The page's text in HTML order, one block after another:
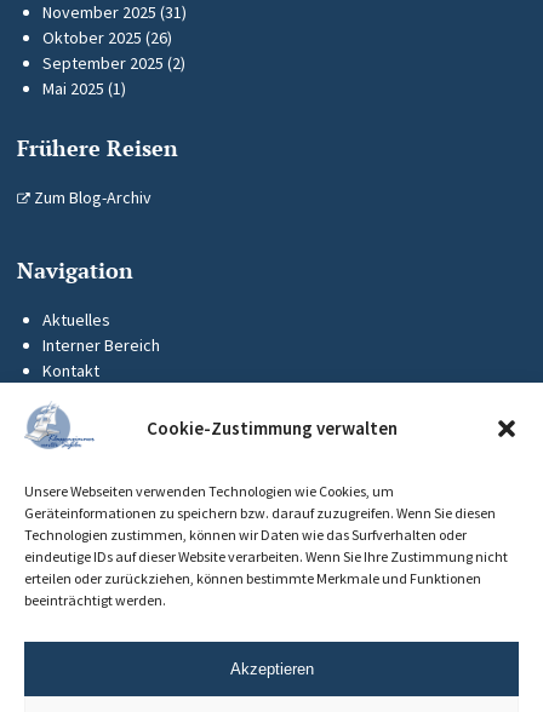
Cookie-Zustimmung verwalten
Unsere Webseiten verwenden Technologien wie Cookies, um
Geräteinformationen zu speichern bzw. darauf zuzugreifen. Wenn Sie diesen
Technologien zustimmen, können wir Daten wie das Surfverhalten oder
eindeutige IDs auf dieser Website verarbeiten. Wenn Sie Ihre Zustimmung nicht
erteilen oder zurückziehen, können bestimmte Merkmale und Funktionen
beeinträchtigt werden.
Akzeptieren
November 2025 (31)
Oktober 2025 (26)
September 2025 (2)
Mai 2025 (1)
Frühere Reisen
Zum Blog-Archiv
Navigation
Aktuelles
Interner Bereich
Kontakt
KUS-Flyer
Impressum
Datenschutz
Cookie-Richtlinie (EU)